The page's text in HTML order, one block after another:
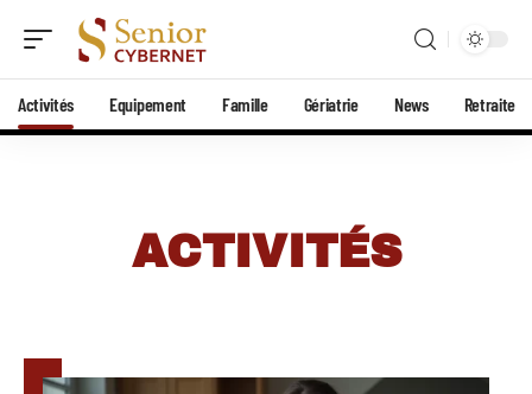
Activités Equipement Famille Gériatrie News Retraite
ACTIVITÉS